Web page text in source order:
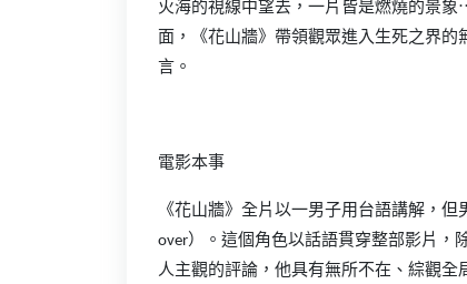
火海的視線中望去，一片皆是燃燒的景
面，《花山牆》帶領觀眾進入生死之界
言。
電影本事
《花山牆》全片以一男子用台語講解，
over）。這個角色以話語貫穿整部影片，
人主觀的評論，他具有無所不在、綜觀